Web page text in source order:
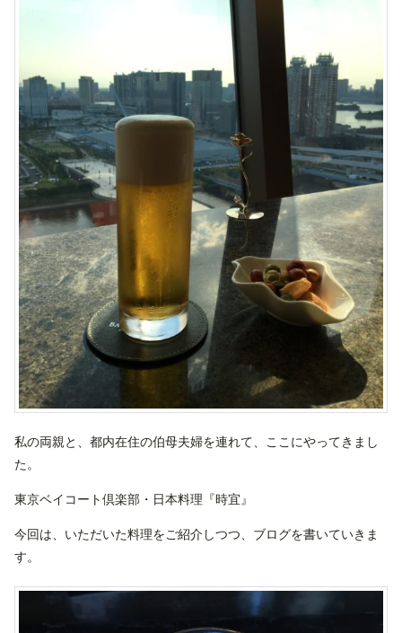
私の両親と、都内在住の伯母夫婦を連れて、ここにやってきまし
た。
東京ベイコート倶楽部・日本料理『時宜』
今回は、いただいた料理をご紹介しつつ、ブログを書いていきま
す。